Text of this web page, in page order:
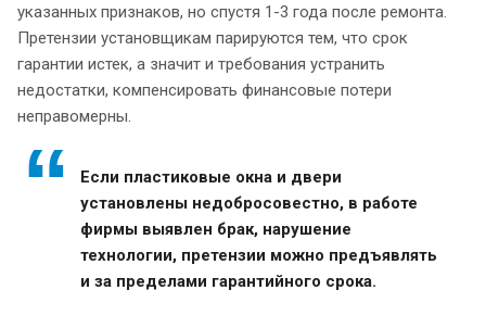
указанных признаков, но спустя 1-3 года после ремонта.
Претензии установщикам парируются тем, что срок
гарантии истек, а значит и требования устранить
недостатки, компенсировать финансовые потери
неправомерны.
Если пластиковые окна и двери
установлены недобросовестно, в работе
фирмы выявлен брак, нарушение
технологии, претензии можно предъявлять
и за пределами гарантийного срока.